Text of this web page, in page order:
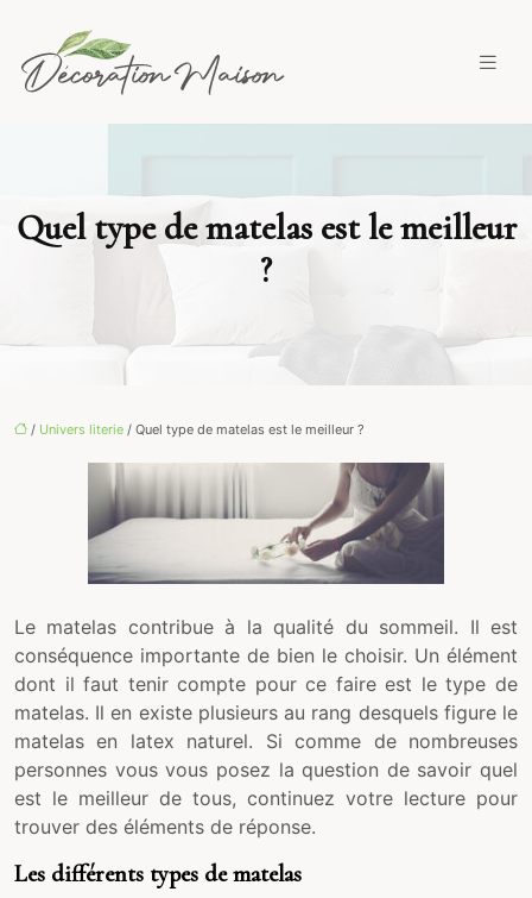
Quel type de matelas est le meilleur
?
/ Univers literie / Quel type de matelas est le meilleur ?
Le matelas contribue à la qualité du sommeil. Il est
conséquence importante de bien le choisir. Un élément
dont il faut tenir compte pour ce faire est le type de
matelas. Il en existe plusieurs au rang desquels figure le
matelas en latex naturel. Si comme de nombreuses
personnes vous vous posez la question de savoir quel
est le meilleur de tous, continuez votre lecture pour
trouver des éléments de réponse.
Les différents types de matelas